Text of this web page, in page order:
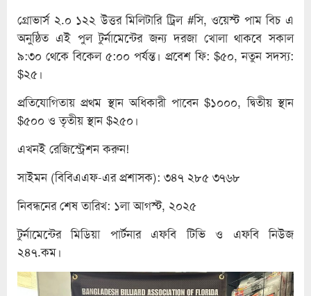
গ্রোভার্স ২.০ ১২২ উত্তর মিলিটারি ট্রিল #সি, ওয়েস্ট পাম বিচ এ
অনুষ্ঠিত এই পুল টুর্নামেন্টের জন্য দরজা খোলা থাকবে সকাল
৯:৩০ থেকে বিকেল ৫:০০ পর্যন্ত। প্রবেশ ফি: $৫০, নতুন সদস্য:
$২৫।
প্রতিযোগিতায় প্রথম স্থান অধিকারী পাবেন $১০০০, দ্বিতীয় স্থান
$৫০০ ও তৃতীয় স্থান $২৫০।
এখনই রেজিস্ট্রেশন করুন!
সাইমন (বিবিএএফ-এর প্রশাসক): ৩৪৭ ২৮৫ ৩৭৬৮
নিবন্ধনের শেষ তারিখ: ১লা আগস্ট, ২০২৫
টুর্নামেন্টের মিডিয়া পার্টনার এফবি টিভি ও এফবি নিউজ
২৪৭.কম।